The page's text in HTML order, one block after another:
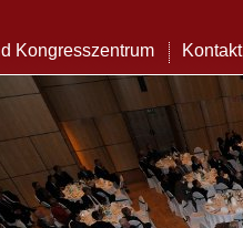
Kongresszentrum Kontakt